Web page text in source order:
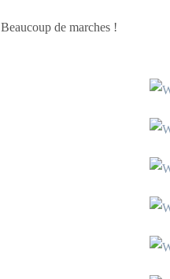
Beaucoup de marches !